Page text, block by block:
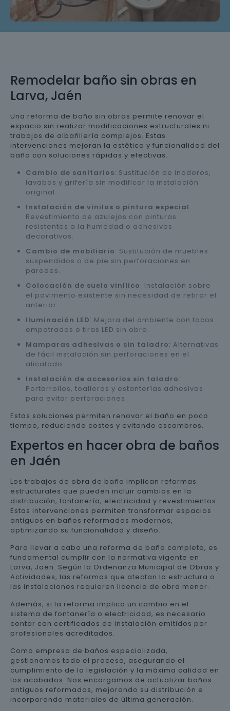
Remodelar baño sin obras en
Larva, Jaén
Una reforma de baño sin obras permite renovar el
espacio sin realizar modificaciones estructurales ni
trabajos de albañilería complejos. Estas
intervenciones mejoran la estética y funcionalidad del
baño con soluciones rápidas y efectivas.
Cambio de sanitarios: Sustitución de inodoros,
lavabos y grifería sin modificar la instalación
original.
Instalación de vinilos o pintura especial:
Revestimiento de azulejos con pinturas
resistentes a la humedad o adhesivos
decorativos.
Cambio de mobiliario: Sustitución de muebles
suspendidos o de pie sin perforaciones en
paredes.
Colocación de suelo vinílico: Instalación sobre
el pavimento existente sin necesidad de retirar el
anterior.
Iluminación LED: Mejora del ambiente con focos
empotrados o tiras LED sin obra.
Mamparas adhesivas o sin taladro: Alternativas
de fácil instalación sin perforaciones en el
alicatado.
Instalación de accesorios sin taladro:
Portarrollos, toalleros y estanterías adhesivas
para evitar perforaciones.
Estas soluciones permiten renovar el baño en poco
tiempo, reduciendo costes y evitando escombros.
Expertos en hacer obra de baños
en Jaén
Los trabajos de obra de baño implican reformas
estructurales que pueden incluir cambios en la
distribución, fontanería, electricidad y revestimientos.
Estas intervenciones permiten transformar espacios
antiguos en baños reformados modernos,
optimizando su funcionalidad y diseño.
Para llevar a cabo una reforma de baño completo, es
fundamental cumplir con la normativa vigente en
Larva, Jaén. Según la Ordenanza Municipal de Obras y
Actividades, las reformas que afectan la estructura o
las instalaciones requieren licencia de obra menor.
Además, si la reforma implica un cambio en el
sistema de fontanería o electricidad, es necesario
contar con certificados de instalación emitidos por
profesionales acreditados.
Como empresa de baños especializada,
gestionamos todo el proceso, asegurando el
cumplimiento de la legislación y la máxima calidad en
los acabados. Nos encargamos de actualizar baños
antiguos reformados, mejorando su distribución e
incorporando materiales de última generación.